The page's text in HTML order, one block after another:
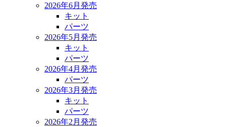
2026年6月発売
キット
パーツ
2026年5月発売
キット
パーツ
2026年4月発売
パーツ
2026年3月発売
キット
パーツ
2026年2月発売